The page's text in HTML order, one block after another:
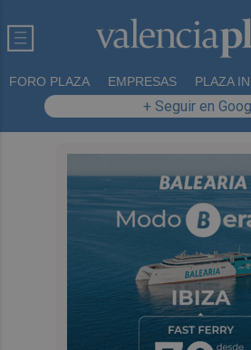
FORO PLAZA EMPRESAS PLAZA
+ Seguir en